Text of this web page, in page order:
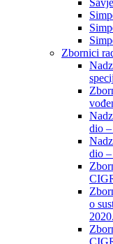
Zbornici
dio
dio
o
2020.